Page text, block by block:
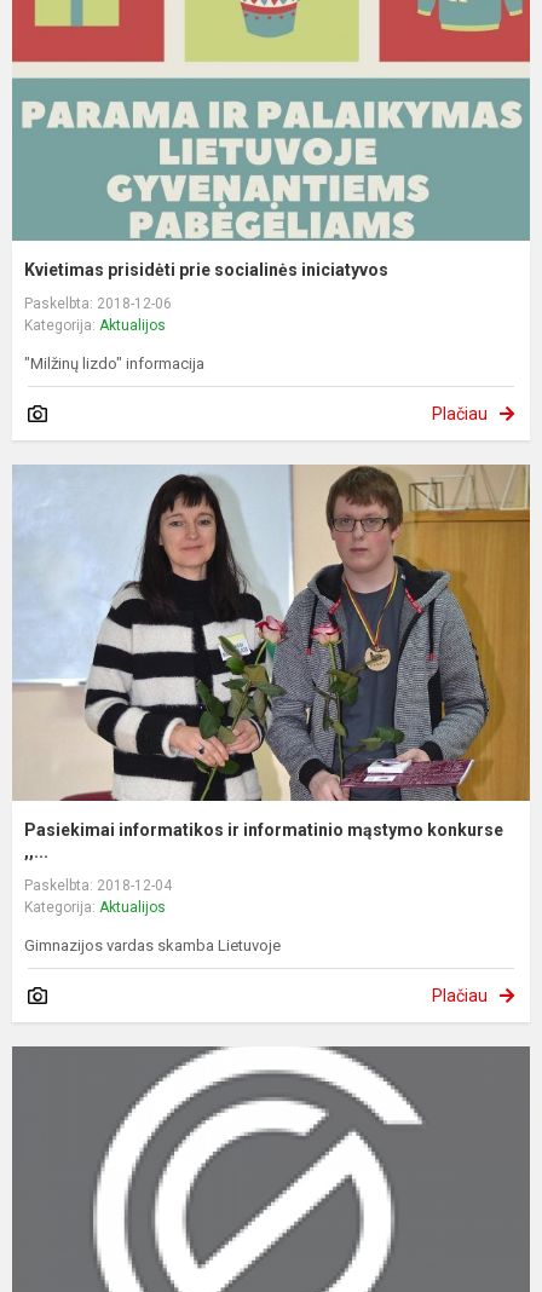
Kvietimas prisidėti prie socialinės iniciatyvos
Paskelbta: 2018-12-06
Kategorija: Aktualijos
"Milžinų lizdo" informacija
Plačiau
Pasiekimai informatikos ir informatinio mąstymo konkurse
,,...
Paskelbta: 2018-12-04
Kategorija: Aktualijos
Gimnazijos vardas skamba Lietuvoje
Plačiau